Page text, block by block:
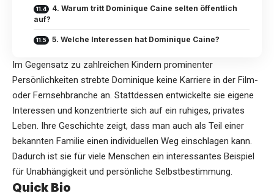
4. Warum tritt Dominique Caine selten öffentlich
auf?
5. Welche Interessen hat Dominique Caine?
Im Gegensatz zu zahlreichen Kindern prominenter
Persönlichkeiten strebte Dominique keine Karriere in der Film-
oder Fernsehbranche an. Stattdessen entwickelte sie eigene
Interessen und konzentrierte sich auf ein ruhiges, privates
Leben. Ihre Geschichte zeigt, dass man auch als Teil einer
bekannten Familie einen individuellen Weg einschlagen kann.
Dadurch ist sie für viele Menschen ein interessantes Beispiel
für Unabhängigkeit und persönliche Selbstbestimmung.
Quick Bio